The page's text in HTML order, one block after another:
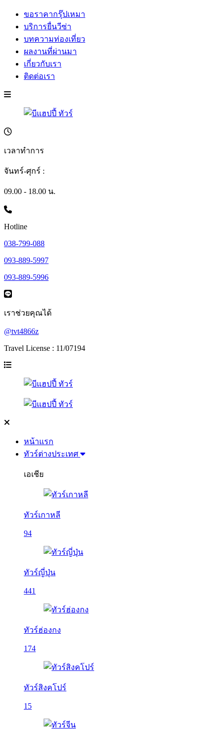
ขอราคากรุ๊ปเหมา
บริการยื่นวีซ่า
บทความท่องเที่ยว
ผลงานที่ผ่านมา
เกี่ยวกับเรา
ติดต่อเรา
เวลาทำการ
จันทร์-ศุกร์ :
09.00 - 18.00 น.
Hotline
038-799-088
093-889-5997
093-889-5996
เราช่วยคุณได้
@tvt4866z
Travel License : 11/07194
หน้าแรก
ทัวร์ต่างประเทศ
เอเชีย
ทัวร์เกาหลี
94
ทัวร์ญี่ปุ่น
441
ทัวร์ฮ่องกง
174
ทัวร์สิงคโปร์
15